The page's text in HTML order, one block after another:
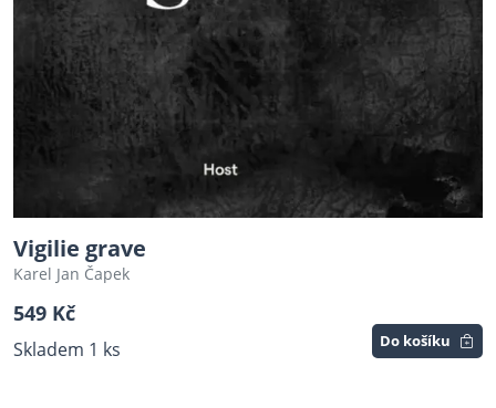
Vigilie grave
Karel Jan Čapek
549 Kč
Skladem 1 ks Do košíku